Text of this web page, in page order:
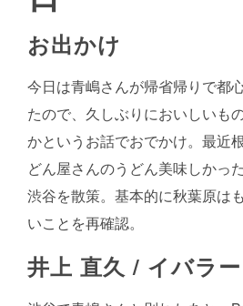
お出かけ
今日は青嶋さんが帰省帰りで都
たので、久しぶりにおいしいも
かというお話でおでかけ。最近
どん屋さんのうどん美味しかっ
渋谷を散策。基本的に秋葉原は
いことを再確認。
井上 直久 / イバラ